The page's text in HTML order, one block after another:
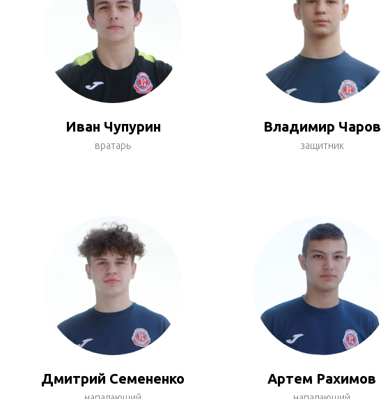
Иван Чупурин
вратарь
Владимир Чаров
защитник
Дмитрий Семененко Артем Рахимов